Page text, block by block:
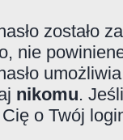
zostało
nie
nikomu.
o Twój